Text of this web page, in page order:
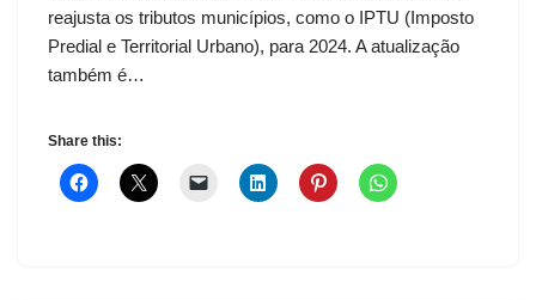
reajusta os tributos municípios, como o IPTU (Imposto
Predial e Territorial Urbano), para 2024. A atualização
também é…
Share this: